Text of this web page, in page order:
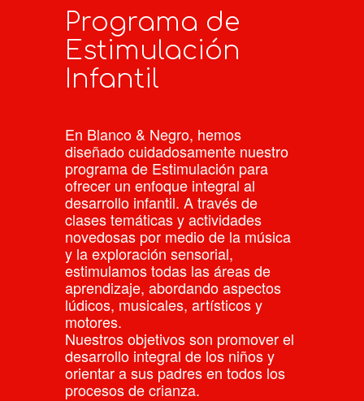
Programa de
Estimulación
Infantil
En Blanco & Negro, hemos
diseñado cuidadosamente nuestro
programa de Estimulación para
ofrecer un enfoque integral al
desarrollo infantil. A través de
clases temáticas y actividades
novedosas por medio de la música
y la exploración sensorial,
estimulamos todas las áreas de
aprendizaje, abordando aspectos
lúdicos, musicales, artísticos y
motores.
Nuestros objetivos son promover el
desarrollo integral de los niños y
orientar a sus padres en todos los
procesos de crianza.